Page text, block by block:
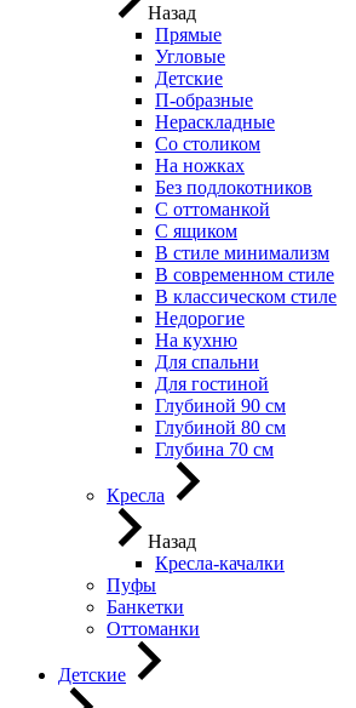
Назад
Прямые
Угловые
Детские
П-образные
Нераскладные
Со столиком
На ножках
Без подлокотников
С оттоманкой
С ящиком
В стиле минимализм
В современном стиле
В классическом стиле
Недорогие
На кухню
Для спальни
Для гостиной
Глубиной 90 см
Глубиной 80 см
Глубина 70 см
Кресла
Назад
Кресла-качалки
Пуфы
Банкетки
Оттоманки
Детские